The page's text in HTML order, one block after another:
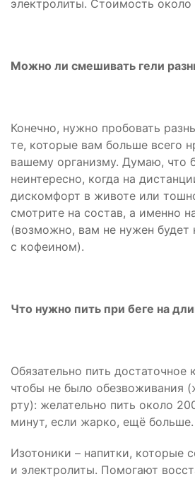
электролиты. Стоимость около
Можно ли смешивать гели
Конечно, нужно пробовать
те, которые вам больше всего
вашему организму. Думаю, что
неинтересно, когда на
дискомфорт в животе или
смотрите на состав, а именно
(возможно, вам не нужен будет
с кофеином).
Что нужно пить при беге на
Обязательно пить достаточное
чтобы не было обезвоживания
рту): желательно пить около
минут, если жарко, ещё больше.
Изотоники – напитки, которые
и электролиты. Помогают